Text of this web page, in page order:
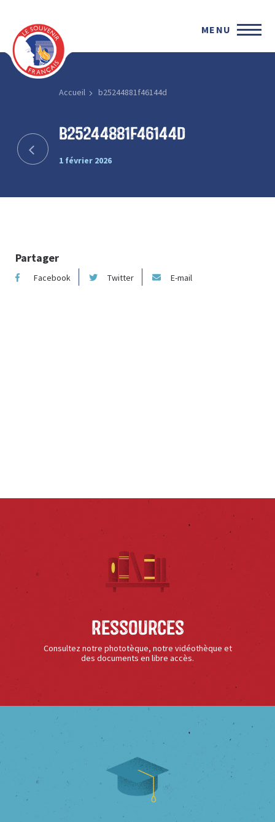
MENU
Accueil b25244881f46144d
b25244881f46144d
1 février 2026
Partager
Facebook Twitter E-mail
Ressources
Consultez notre phototèque, notre vidéothèque et
des documents en libre accès.